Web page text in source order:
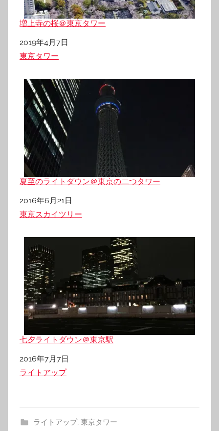
増上寺の桜＠東京タワー
日付
2019年4月7日
関連理由
東京タワー
夏至のライトダウン＠東京の二つタワー
日付
2016年6月21日
関連理由
東京スカイツリー
七夕ライトダウン＠東京駅
日付
2016年7月7日
関連理由
ライトアップ
ライトアップ, 東京タワー